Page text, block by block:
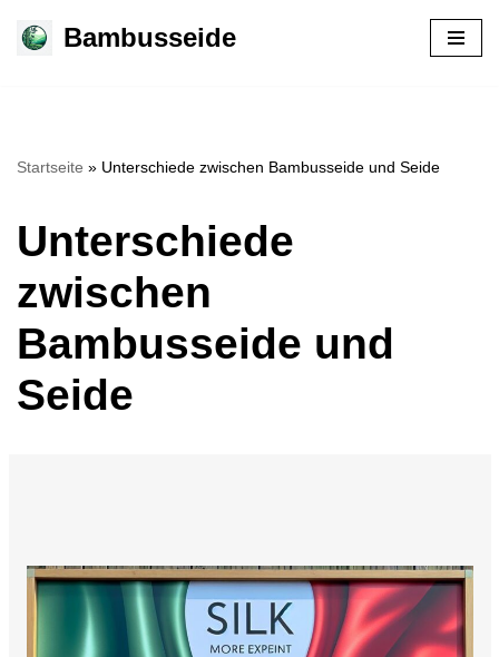
Bambusseide
Startseite » Unterschiede zwischen Bambusseide und Seide
Unterschiede
zwischen
Bambusseide und
Seide